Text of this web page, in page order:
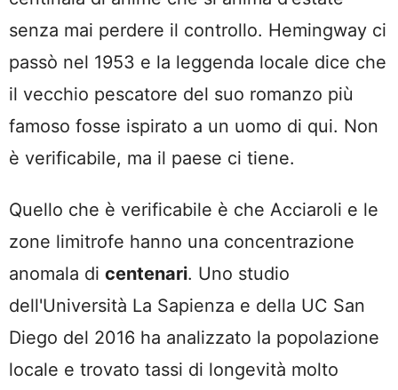
senza mai perdere il controllo. Hemingway ci
passò nel 1953 e la leggenda locale dice che
il vecchio pescatore del suo romanzo più
famoso fosse ispirato a un uomo di qui. Non
è verificabile, ma il paese ci tiene.
Quello che è verificabile è che Acciaroli e le
zone limitrofe hanno una concentrazione
anomala di centenari. Uno studio
dell'Università La Sapienza e della UC San
Diego del 2016 ha analizzato la popolazione
locale e trovato tassi di longevità molto